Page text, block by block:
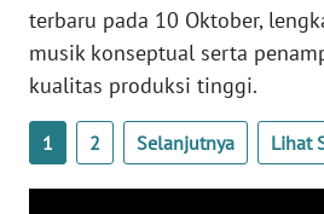
terbaru pada 10 Oktober,
musik konseptual serta
kualitas produksi tinggi.
1 2 Selanjutnya Lihat
WN
NTT
WN
KEPRI